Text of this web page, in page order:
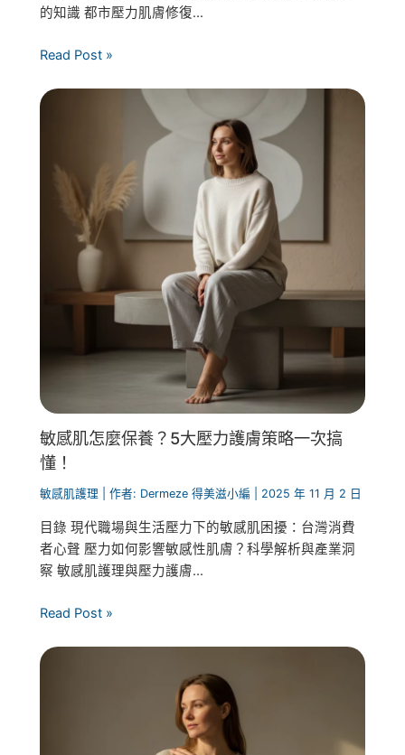
的知識 都市壓力肌膚修復...
Read Post »
敏感肌怎麼保養？5大壓力護膚策略一次搞
懂！
敏感肌護理 | 作者: Dermeze 得美滋小編 2025 年 11 月 2 日
目錄 現代職場與生活壓力下的敏感肌困擾：台灣消費
者心聲 壓力如何影響敏感性肌膚？科學解析與產業洞
察 敏感肌護理與壓力護膚...
Read Post »